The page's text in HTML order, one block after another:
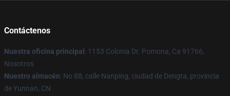
Contáctenos
Nuestra oficina principal : 1153 Colonia Dr. Pomona, Ca 91766,
Nosotros
Nuestro almacén: No 88, calle Nanping, ciudad de Dengta, provincia
de Yunnan, CN